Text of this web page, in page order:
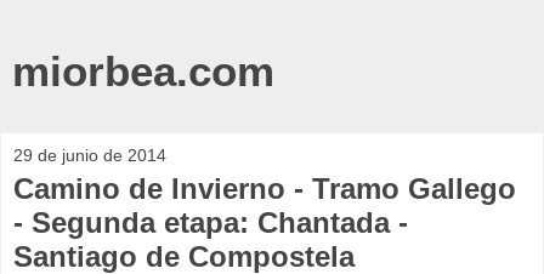
miorbea.com
29 de junio de 2014
Camino de Invierno - Tramo Gallego
- Segunda etapa: Chantada -
Santiago de Compostela